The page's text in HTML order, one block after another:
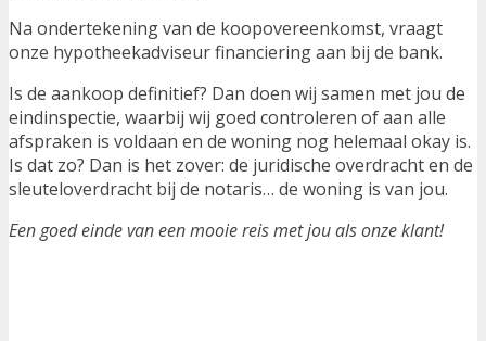
Na ondertekening van de koopovereenkomst, vraagt
onze hypotheekadviseur financiering aan bij de bank.
Is de aankoop definitief? Dan doen wij samen met jou de
eindinspectie, waarbij wij goed controleren of aan alle
afspraken is voldaan en de woning nog helemaal okay is.
Is dat zo? Dan is het zover: de juridische overdracht en de
sleuteloverdracht bij de notaris… de woning is van jou.
Een goed einde van een mooie reis met jou als onze klant!